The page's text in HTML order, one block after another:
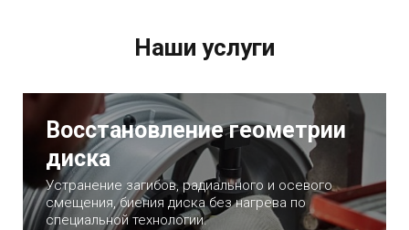
Наши услуги
Восстановление геометрии
диска
Устранение загибов, радиального и осевого
смещения, биения диска без нагрева по
специальной технологии.